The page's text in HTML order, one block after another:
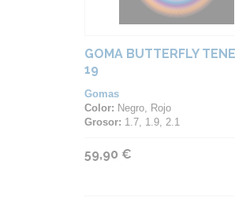
GOMA BUTTERFLY
19
Gomas
Color: Negro, Rojo
Grosor: 1.7, 1.9, 2.1
59,90 €